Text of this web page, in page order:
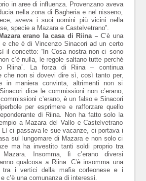
in aree di influenza. Provenzano aveva
nella zona di Bagheria e nel nisseno,
aveva i suoi uomini più vicini nella
specie a Mazara e Castelvetrano”.
erano la casa di Riina –C’è una
che è di Vincenzo Sinacori ad un certo
il concetto: “In Cosa nostra non ci sono
c’è nulla, le regole saltano tutte perché
Riina”. La forza di Riina – continua
che non si dovevi dire sì, così tanto per,
in maniera convinta, altrimenti non si
dice le commissioni non c’erano,
c’erano, è un falso e Sinacori
per esprimere e rafforzare quello
di Riina. Non ha fatto solo la
a Mazara del Vallo e Castelvetrano
Lì ci passava le sue vacanze, ci portava i
sul lungomare di Mazara e non solo ci
ma ha investito tanti soldi proprio tra
Mazara. Insomma, lì c’erano diversi
qualcosa a Riina. C’è insomma una
tra i vertici della mafia corleonese e i
c’è una comunanza di interessi.